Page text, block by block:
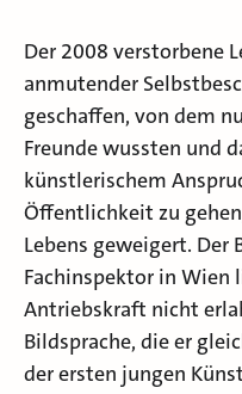
Der 2008 verstorbene
anmutender
geschaffen, von dem
Freunde wussten und
künstlerischem
Öffentlichkeit zu
Lebens geweigert. Der
Fachinspektor in Wien
Antriebskraft nicht
Bildsprache, die er
der ersten jungen